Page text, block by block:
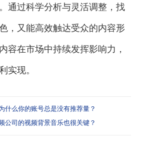
通过科学分析与灵活调整，找
，又能高效触达受众的内容形
容在市场中持续发挥影响力，
实现。
什么你的账号总是没有推荐量？
公司的视频背景音乐也很关键？